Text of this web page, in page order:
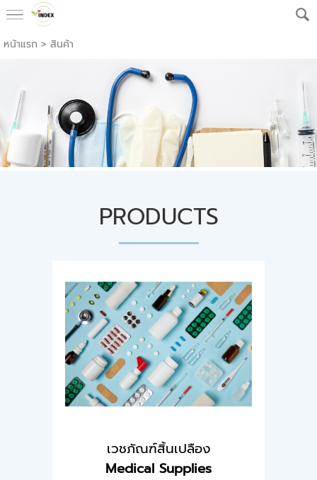
หน้าแรก > สินค้า
PRODUCTS
เวชภัณฑ์สิ้นเปลือง
Medical Supplies